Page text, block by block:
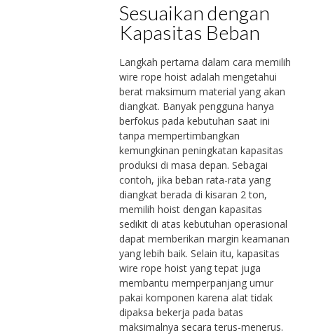
Sesuaikan dengan
Kapasitas Beban
Langkah pertama dalam cara memilih
wire rope hoist adalah mengetahui
berat maksimum material yang akan
diangkat. Banyak pengguna hanya
berfokus pada kebutuhan saat ini
tanpa mempertimbangkan
kemungkinan peningkatan kapasitas
produksi di masa depan. Sebagai
contoh, jika beban rata-rata yang
diangkat berada di kisaran 2 ton,
memilih hoist dengan kapasitas
sedikit di atas kebutuhan operasional
dapat memberikan margin keamanan
yang lebih baik. Selain itu, kapasitas
wire rope hoist yang tepat juga
membantu memperpanjang umur
pakai komponen karena alat tidak
dipaksa bekerja pada batas
maksimalnya secara terus-menerus.